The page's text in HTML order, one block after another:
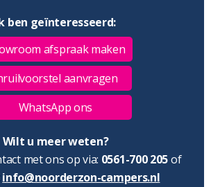
ben geïnteresseerd:
afspraak maken
aanvragen
WhatsApp ons
Wilt u meer weten?
met ons op via: 0561-700 205of
info@noorderzon-campers.nl